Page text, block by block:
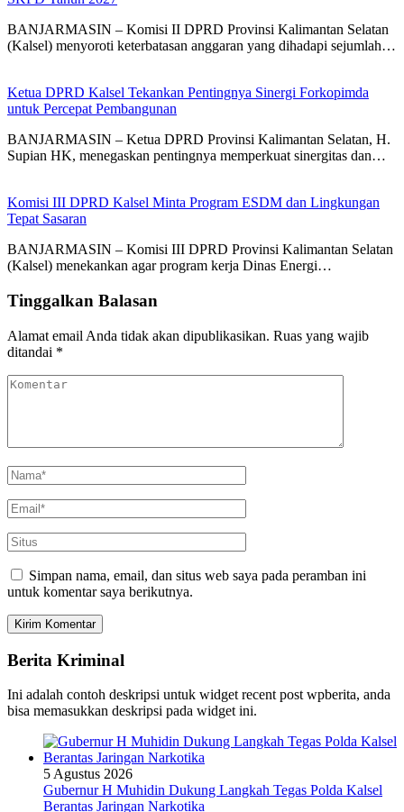
BANJARMASIN – Komisi II DPRD Provinsi Kalimantan Selatan
(Kalsel) menyoroti keterbatasan anggaran yang dihadapi sejumlah…
Ketua DPRD Kalsel Tekankan Pentingnya Sinergi Forkopimda
untuk Percepat Pembangunan
BANJARMASIN – Ketua DPRD Provinsi Kalimantan Selatan, H.
Supian HK, menegaskan pentingnya memperkuat sinergitas dan…
Komisi III DPRD Kalsel Minta Program ESDM dan Lingkungan
Tepat Sasaran
BANJARMASIN – Komisi III DPRD Provinsi Kalimantan Selatan
(Kalsel) menekankan agar program kerja Dinas Energi…
Tinggalkan Balasan
Alamat email Anda tidak akan dipublikasikan. Ruas yang wajib
ditandai *
Simpan nama, email, dan situs web saya pada peramban ini
untuk komentar saya berikutnya.
Berita Kriminal
Ini adalah contoh deskripsi untuk widget recent post wpberita, anda
bisa memasukkan deskripsi pada widget ini.
5 Agustus 2026
Gubernur H Muhidin Dukung Langkah Tegas Polda Kalsel
Berantas Jaringan Narkotika